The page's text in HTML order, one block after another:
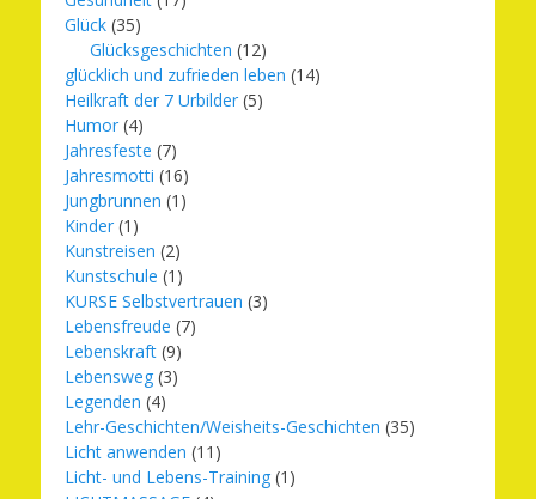
Glück (35)
Glücksgeschichten (12)
glücklich und zufrieden leben (14)
Heilkraft der 7 Urbilder (5)
Humor (4)
Jahresfeste (7)
Jahresmotti (16)
Jungbrunnen (1)
Kinder (1)
Kunstreisen (2)
Kunstschule (1)
KURSE Selbstvertrauen (3)
Lebensfreude (7)
Lebenskraft (9)
Lebensweg (3)
Legenden (4)
Lehr-Geschichten/Weisheits-Geschichten (35)
Licht anwenden (11)
Licht- und Lebens-Training (1)